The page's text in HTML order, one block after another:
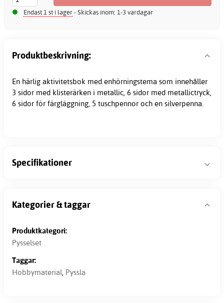
Endast 1 st i lager- Skickas inom: 1-3 vardagar
Produktbeskrivning:
En härlig aktivitetsbok med enhörningstema som innehåller
3 sidor med klisterärken i metallic, 6 sidor med metallictryck,
6 sidor för färgläggning, 5 tuschpennor och en silverpenna.
Specifikationer
Kategorier & taggar
Produktkategori:
Pysselset
Taggar:
Hobbymaterial, Pyssla